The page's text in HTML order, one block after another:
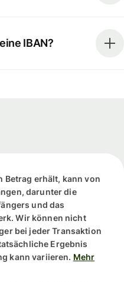
IBAN?
Betrag erhält, kann von
darunter die
und das
Wir können nicht
bei jeder Transaktion
Ergebnis
kann variieren. Mehr